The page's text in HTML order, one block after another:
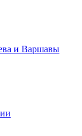
и Варшавы